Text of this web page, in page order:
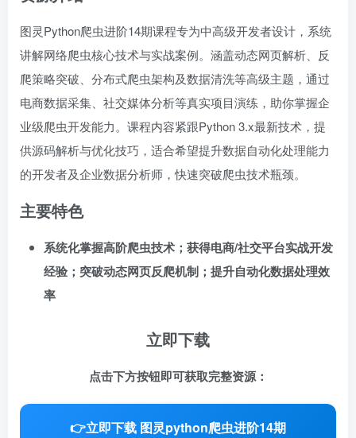
图灵Python爬虫进阶14期课程专为中高级开发者设计，系统
讲解网络爬虫核心技术与实战案例。涵盖动态网页解析、反
爬策略突破、分布式爬虫架构及数据清洗等高级主题，通过
电商数据采集、社交媒体分析等真实项目演练，助你掌握企
业级爬虫开发能力。课程内容紧跟Python 3.x最新技术，提
供源码解析与优化技巧，适合希望提升数据自动化处理能力
的开发者及企业数据分析师，快速突破爬虫技术瓶颈。
主要特色
系统化掌握高阶爬虫技术；获得电商/社交平台实战开发
经验；突破动态网页反爬机制；提升自动化数据处理效
率
立即下载
点击下方按钮即可获取完整资源：
👉立即下载 图灵python爬虫进阶14期